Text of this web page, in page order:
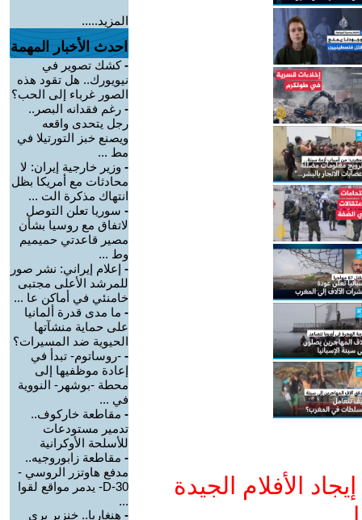
الأفلام الجيدة
المزيد.....
احدث الأخبار المهمة
-كشك تصوير في
نيويورك.. هل تقود هذه
الصور غرباء إلى الحب؟
- رغم فقدانه البصر..
رجل يتحدى واقعه
ويصنع خبز التورتيلا في
مط ...
- وزير خارجية إيران: لا
محادثات مع أمريكا بظل
انتهاك مذكرة الت ...
- سوريا تعلن التوصل
لاتفاق مع روسيا بشأن
مصير قاعدتي حميميم
وط ...
- إعلام إيراني: نشر صور
للمرشد الأعلى مجتبى
خامنئي في أماكن عا ...
- ما مدى قدرة ألمانيا
على حماية منشآتها
الحيوية ضد المسيرات؟
- -روساتوم- تبدأ في
إعادة موظفيها إلى
محطة -بوشهر- النووية
في ...
- مقاطعة خاركوف..
تدمير مستودعات
للأسلحة الأوكرانية
- مقاطعة زابوروجيه..
مدفع هاوتزر الروسي -
D-30- يدمر مواقع لقوا
...
- هنغاريا.. خنزير بري